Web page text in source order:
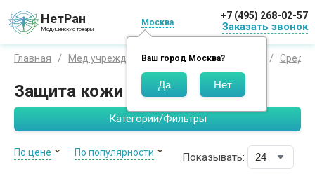
НетРан
Медицинские товары
Москва
Ваш город Москва?
+7 (495) 268-02-57
Заказать звонок
Главная Мед учреждения Стома и недержание
Защита кожи вокруг стомы
Категории/Фильтры
По цене По популярности Показывать: